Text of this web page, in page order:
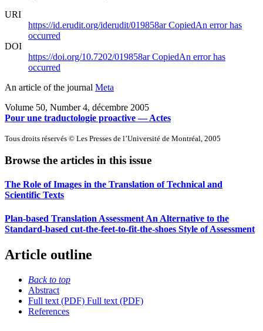
URI
https://id.erudit.org/iderudit/019858arCopiedAn error has
occurred
DOI
https://doi.org/10.7202/019858arCopiedAn error has
occurred
An article of the journal Meta
Volume 50, Number 4, décembre 2005
Pour une traductologie proactive — Actes
Tous droits réservés © Les Presses de l’Université de Montréal, 2005
Browse the articles in this issue
The Role of Images in the Translation of Technical and
Scientific Texts
Plan-based Translation Assessment An Alternative to the
Standard-based cut-the-feet-to-fit-the-shoes Style of Assessment
Article outline
Back to top
Abstract
Full text (PDF) Full text (PDF)
References